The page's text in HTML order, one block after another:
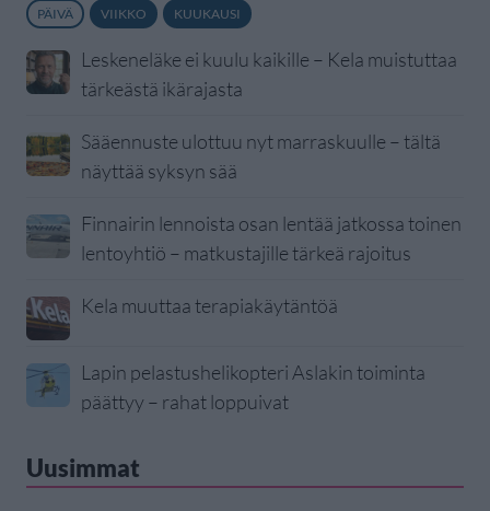
PÄIVÄ VIIKKO KUUKAUSI
Leskeneläke ei kuulu kaikille – Kela muistuttaa
tärkeästä ikärajasta
Sääennuste ulottuu nyt marraskuulle – tältä
näyttää syksyn sää
Finnairin lennoista osan lentää jatkossa toinen
lentoyhtiö – matkustajille tärkeä rajoitus
Kela muuttaa terapiakäytäntöä
Lapin pelastushelikopteri Aslakin toiminta
päättyy – rahat loppuivat
Uusimmat